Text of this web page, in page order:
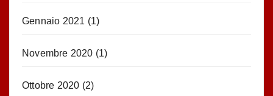
Gennaio 2021 (1)
Novembre 2020 (1)
Ottobre 2020 (2)